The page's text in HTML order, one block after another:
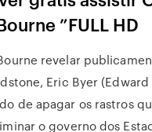
”FULL HD
revelar
Eric Byer
de apagar os rastros
o governo dos